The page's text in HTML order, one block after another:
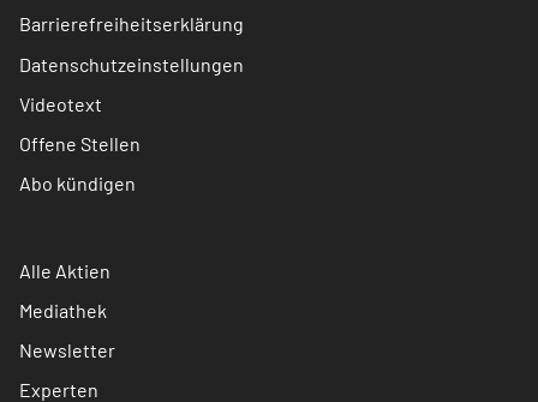
Barrierefreiheitserklärung
Datenschutzeinstellungen
Videotext
Offene Stellen
Abo kündigen
Alle Aktien
Mediathek
Newsletter
Experten